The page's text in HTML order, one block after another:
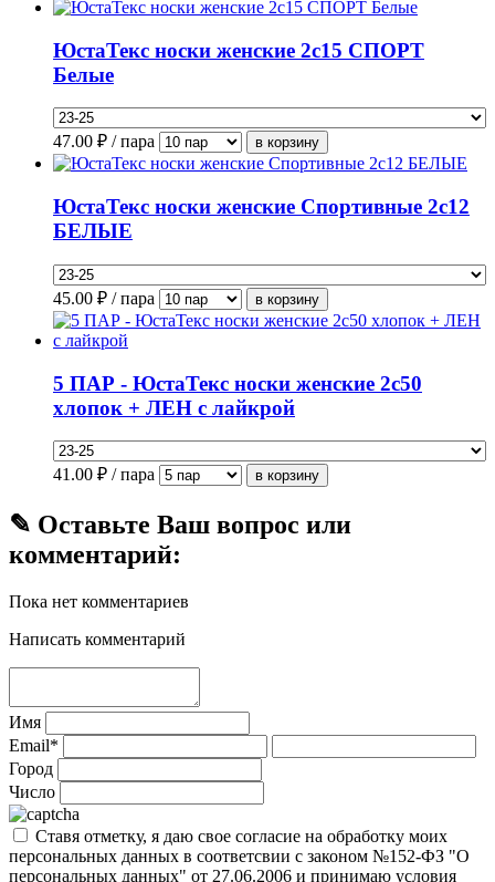
ЮстаТекс носки женские 2с15 СПОРТ
Белые
47.00 ₽ / пара
ЮстаТекс носки женские Спортивные 2с12
БЕЛЫЕ
45.00 ₽ / пара
5 ПАР - ЮстаТекс носки женские 2с50
хлопок + ЛЕН с лайкрой
41.00 ₽ / пара
✎ Оставьте Ваш вопрос или
комментарий:
Пока нет комментариев
Написать комментарий
Имя
Email*
Город
Число
Ставя отметку, я даю свое согласие на обработку моих
персональных данных в соответсвии с законом №152-ФЗ "О
персональных данных" от 27.06.2006 и принимаю условия